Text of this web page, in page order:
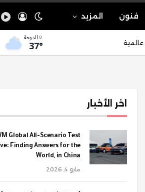
فنون المزيد
الدوحة
37°
اخر الأخبار
Global All-Scenario Test
Finding Answers for the
World, in China
مايو 4, 2026